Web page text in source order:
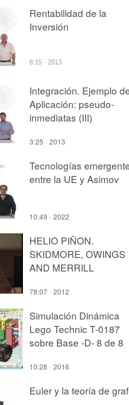
Rentabilidad de la
Inversión
8:15 · 2013
Integración. Ejemplo
Aplicación: pseudo-
inmediatas (III)
3:25 · 2013
Tecnologías
entre la UE y Asimov
10:49 · 2022
HELIO PIÑON.
SKIDMORE, OWINGS
AND MERRILL
78:07 · 2012
Simulación Dinámica
Lego Technic T-0187
sobre Base -D- 8 de 8
10:28 · 2016
Euler y la teoría de